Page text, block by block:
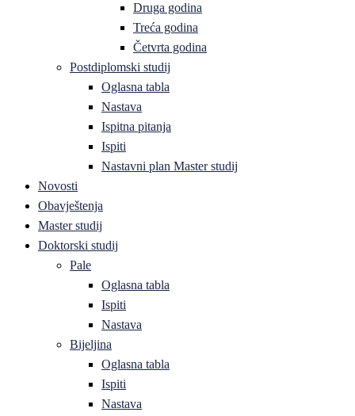
Druga godina
Treća godina
Četvrta godina
Postdiplomski studij
Oglasna tabla
Nastava
Ispitna pitanja
Ispiti
Nastavni plan Master studij
Novosti
Obavještenja
Master studij
Doktorski studij
Pale
Oglasna tabla
Ispiti
Nastava
Bijeljina
Oglasna tabla
Ispiti
Nastava